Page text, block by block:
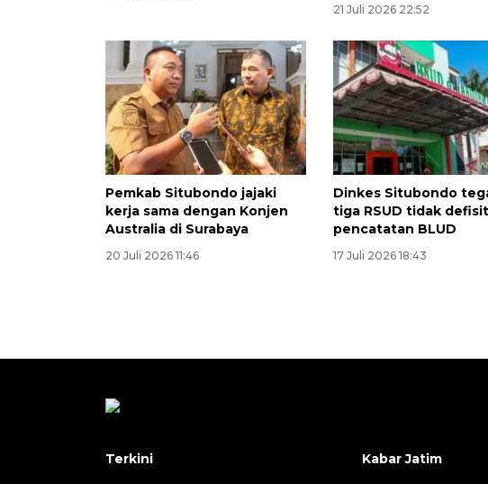
21 Juli 2026 22:52
Pemkab Situbondo jajaki
kerja sama dengan Konjen
Australia di Surabaya
20 Juli 2026 11:46
Dinkes Situbondo
tiga RSUD tidak
pencatatan BLUD
17 Juli 2026 18:43
Terkini
Kabar Jatim